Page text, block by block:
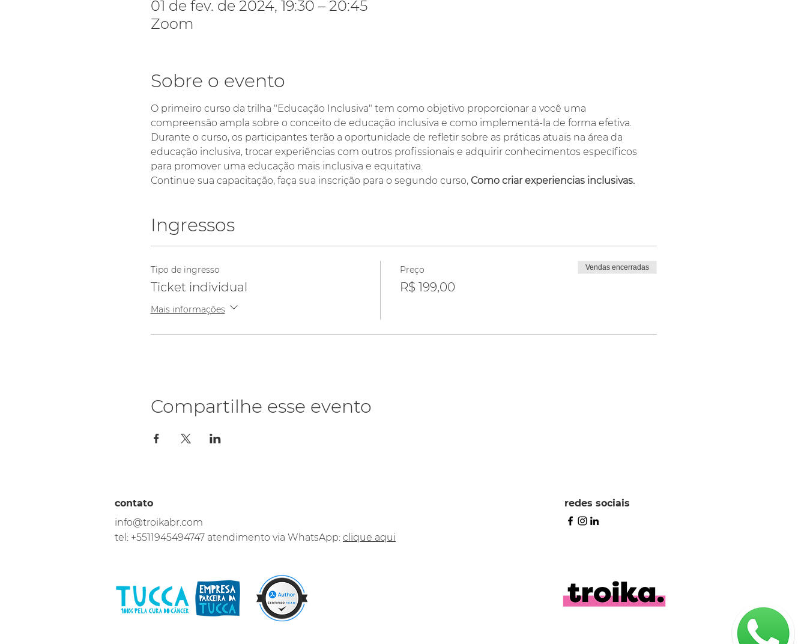
01 de fev. de 2024, 19:30 – 20:45
Zoom
Sobre o evento
O primeiro curso da trilha "Educação Inclusiva" tem como objetivo proporcionar a você uma
compreensão ampla sobre o conceito de educação inclusiva e como implementá-la de forma efetiva.
Durante o curso, os participantes terão a oportunidade de refletir sobre as práticas atuais na área da
educação inclusiva, trocar experiências com outros profissionais e adquirir conhecimentos específicos
para promover uma educação mais inclusiva e equitativa.
Continue sua capacitação, faça sua inscrição para o segundo curso, Como criar experiencias inclusivas.
Ingressos
Tipo de ingresso
Ticket individual
Mais informações
Preço
R$ 199,00
Vendas encerradas
Compartilhe esse evento
contato
info@troikabr.com
tel: +5511945494747 atendimento via WhatsApp: clique aqui
redes sociais